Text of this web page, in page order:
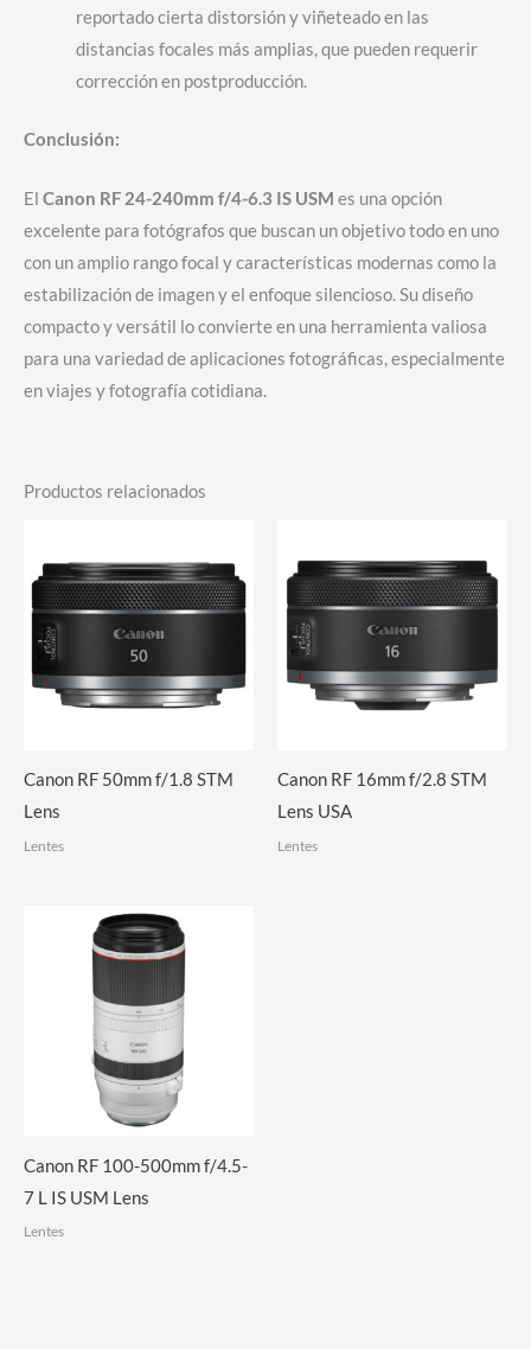
reportado cierta distorsión y viñeteado en las
distancias focales más amplias, que pueden requerir
corrección en postproducción.
Conclusión:
El Canon RF 24-240mm f/4-6.3 IS USM es una opción
excelente para fotógrafos que buscan un objetivo todo en uno
con un amplio rango focal y características modernas como la
estabilización de imagen y el enfoque silencioso. Su diseño
compacto y versátil lo convierte en una herramienta valiosa
para una variedad de aplicaciones fotográficas, especialmente
en viajes y fotografía cotidiana.
Productos relacionados
Canon RF 50mm f/1.8 STM
Lens
Lentes
Canon RF 16mm f/2.8 STM
Lens USA
Lentes
Canon RF 100-500mm f/4.5-
7 L IS USM Lens
Lentes